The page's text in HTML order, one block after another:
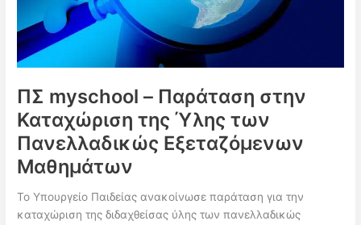
μέσω
MySchool
ΠΣ myschool – Παράταση στην
Καταχώριση της Ύλης των
Πανελλαδικώς Εξεταζόμενων
Μαθημάτων
Το Υπουργείο Παιδείας ανακοίνωσε παράταση για την
καταχώριση της διδαχθείσας ύλης των πανελλαδικώς